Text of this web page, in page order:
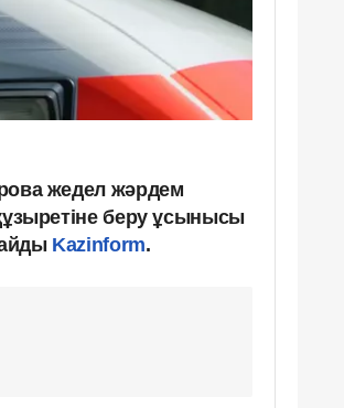
жедел жәрдем
беру ұсынысы
Kazinform.